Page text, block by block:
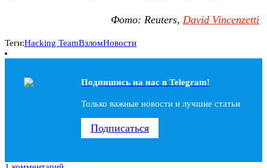
Фото: Reuters, David Vincenzetti
Теги:Hacking TeamВзломНовости
Подпишись на наc в Telegram!
Только важные новости и лучшие статьи
Подписаться